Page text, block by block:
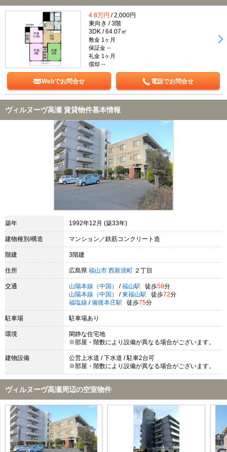
4.8万円 / 2,000円
東向き / 3階
3DK / 64.07㎡
敷金 1ヶ月
保証金 --
礼金 1ヶ月
償却 --
Webでお問合せ 電話でお問合せ
ヴィルヌーヴ高瀬 賃貸物件基本情報
築年 1992年12月 (築33年)
建物種別/構造 マンション／鉄筋コンクリート造
階建 3階建
住所 広島県 福山市 西新涯町 ２丁目
交通 山陽本線（中国） / 福山駅 徒歩58分
山陽本線（中国）
/ 東福山駅 徒歩72分
福塩線 / 備後本庄駅 徒歩75分
駐車場 駐車場あり
環境
閑静な住宅地
※部屋・階数により設備が異なる場合がございます。
建物設備
公営上水道 / 下水道 / 駐車2台可
※部屋・階数により設備が異なる場合がございます。
ヴィルヌーヴ高瀬周辺の空室物件